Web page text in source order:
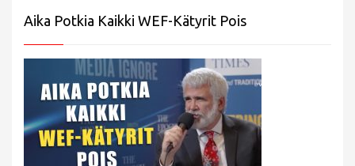
Aika Potkia Kaikki WEF-Kätyrit Pois